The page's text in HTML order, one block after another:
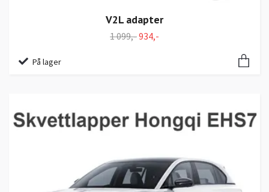
V2L adapter
1 099,-934,-
På lager